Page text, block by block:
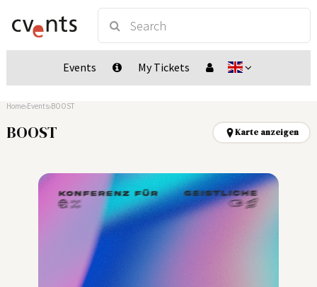
Events My Tickets
Home Events BOOST
BOOST Karte anzeigen